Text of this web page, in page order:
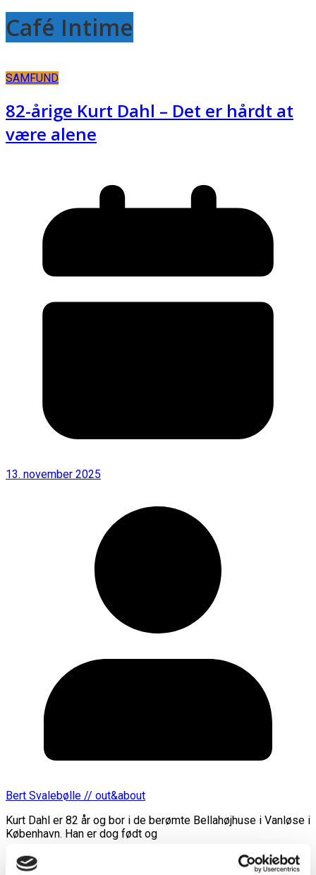
Café Intime
SAMFUND
82-årige Kurt Dahl – Det er hårdt at
være alene
13. november 2025
Bert Svalebølle // out&about
Kurt Dahl er 82 år og bor i de berømte Bellahøjhuse i Vanløse i
København. Han er dog født og
Læs mere